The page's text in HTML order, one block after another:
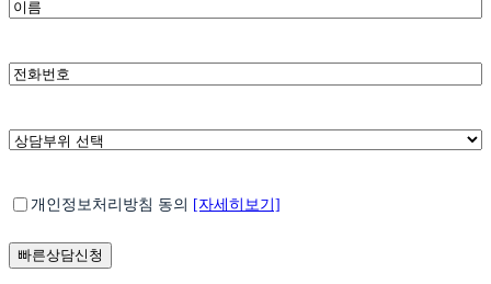
이*
전
호
*
상
위
택
*
개
정
보
* 개인정보처리방침 동의 [자세히보기]